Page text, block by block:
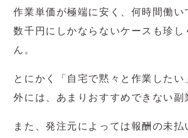
作業単価が極端に安く、何時間働い
数千円にしかならないケースも珍し
ん。
とにかく「自宅で黙々と作業したい
外には、あまりおすすめできない副
また、発注元によっては報酬の未払